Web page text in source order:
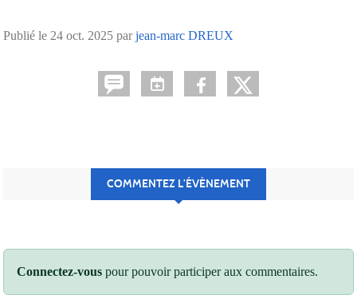
Publié le 24 oct. 2025 parjean-marc DREUX
COMMENTEZ L’ÉVÈNEMENT
Connectez-vous pour pouvoir participer aux commentaires.